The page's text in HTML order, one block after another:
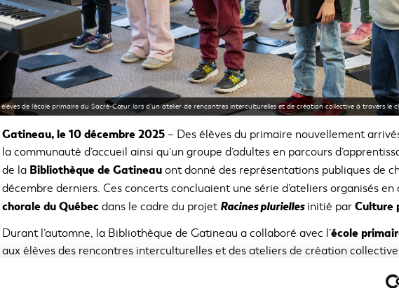
élèves de l’école primaire du Sacré-Cœur lors d’un atelier de rencontres interculturelles et de création collective à travers
Gatineau, le 10 décembre 2025 – Des élèves du primaire nouvellement
la communauté d’accueil ainsi qu’un groupe d’adultes en parcours
de la Bibliothèque de Gatineau ont donné des représentations publiques de
décembre derniers. Ces concerts concluaient une série d’ateliers organisés en
chorale du Québec dans le cadre du projet Racines pluriellesinitié par Culture
Durant l’automne, la Bibliothèque de Gatineau a collaboré avec l’école
aux élèves des rencontres interculturelles et des ateliers de création
projet similaire a été mené en parallèle avec des adultes en parcours de